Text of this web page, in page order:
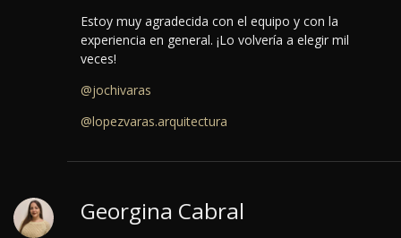
Estoy muy agradecida con el equipo y con la
experiencia en general. ¡Lo volvería a elegir mil
veces!
@jochivaras
@lopezvaras.arquitectura
Georgina Cabral